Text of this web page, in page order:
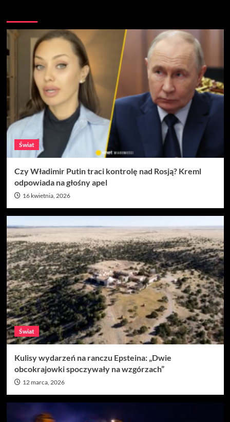
Świat
Czy Władimir Putin traci kontrolę nad Rosją? Kreml
odpowiada na głośny apel
16 kwietnia, 2026
Świat
Kulisy wydarzeń na ranczu Epsteina: „Dwie
obcokrajowki spoczywały na wzgórzach”
12 marca, 2026